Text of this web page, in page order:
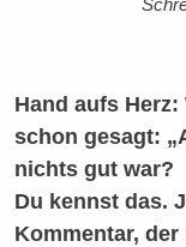
Hand aufs
schon gesagt:
nichts gut war?
Du kennst das.
Kommentar,